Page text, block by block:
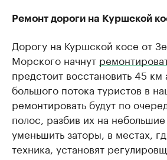
Ремонт дороги на Куршской
Дорогу на Куршской косе от
Морского начнут
предстоит восстановить 45 км
большого потока туристов в
ремонтировать будут по
полос, разбив их на
уменьшить заторы, в местах,
техника, установят